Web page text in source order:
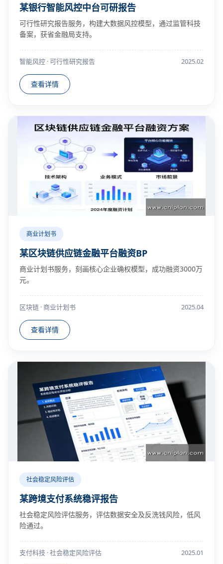
某银行智能风控中台可研报告
可行性研究报告服务，构建大数据风控模型，通过监管科技
备案，获省金融局支持。
智能风控 · 可行性研究报告 2025.02
查看详情
商业计划书
某区块链供应链金融平台融资BP
商业计划书服务，刻画核心企业确权模型，成功融资3000万
元。
区块链 · 商业计划书 2025.04
查看详情
社会稳定风险评估
某跨境支付系统稳评报告
社会稳定风险评估服务，评估数据安全及反洗钱风险，低风
险通过。
支付科技 · 社会稳定风险评估 2025.01